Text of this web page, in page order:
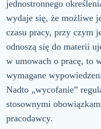
jednostronnego
wydaje się, że możliwe
czasu pracy, przy czym
odnoszą się do materii
w umowach o pracę, to
wymagane
Nadto „wycofanie”
stosownymi
pracodawcy.